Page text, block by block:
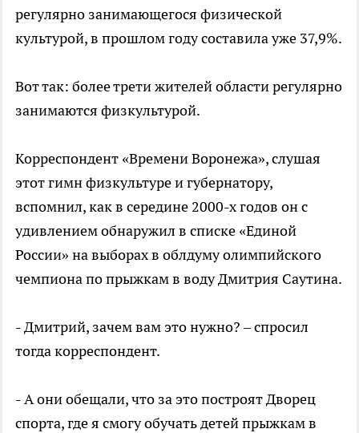
регулярно занимающегося физической
культурой, в прошлом году составила уже 37,9%.
Вот так: более трети жителей области регулярно
занимаются физкультурой.
Корреспондент «Времени Воронежа», слушая
этот гимн физкультуре и губернатору,
вспомнил, как в середине 2000-х годов он с
удивлением обнаружил в списке «Единой
России» на выборах в облдуму олимпийского
чемпиона по прыжкам в воду Дмитрия Саутина.
- Дмитрий, зачем вам это нужно? – спросил
тогда корреспондент.
- А они обещали, что за это построят Дворец
спорта, где я смогу обучать детей прыжкам в